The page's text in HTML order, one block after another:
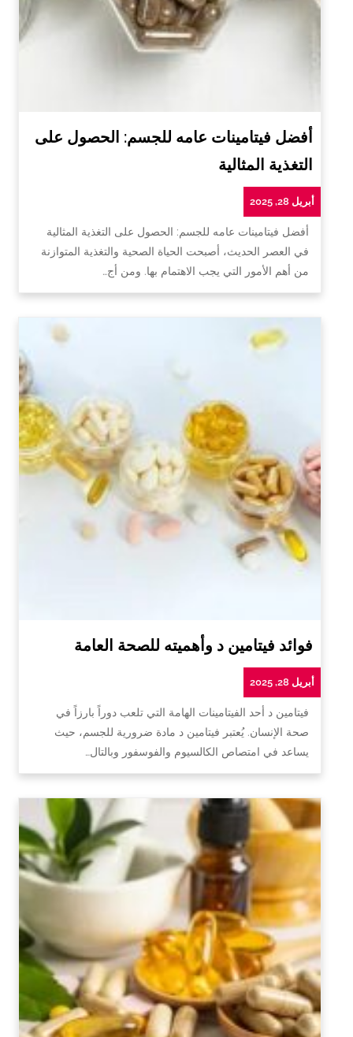
أفضل فيتامينات عامه للجسم: الحصول على
التغذية المثالية
أبريل 28, 2025
أفضل فيتامينات عامه للجسم: الحصول على التغذية المثالية
في العصر الحديث، أصبحت الحياة الصحية والتغذية المتوازنة
من أهم الأمور التي يجب الاهتمام بها. ومن أج…
فوائد فيتامين د وأهميته للصحة العامة
أبريل 28, 2025
فيتامين د أحد الفيتامينات الهامة التي تلعب دوراً بارزاً في
صحة الإنسان. يُعتبر فيتامين د مادة ضرورية للجسم، حيث
يساعد في امتصاص الكالسيوم والفوسفور وبالتال…